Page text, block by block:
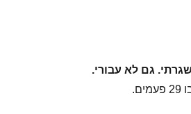
גם לא עבורי.